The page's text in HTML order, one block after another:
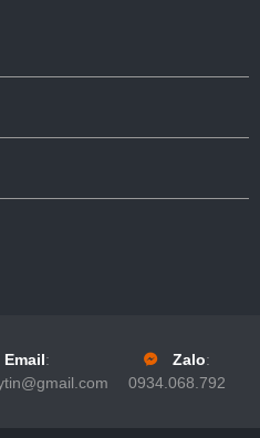
Email:
Zalo:
0934.068.792